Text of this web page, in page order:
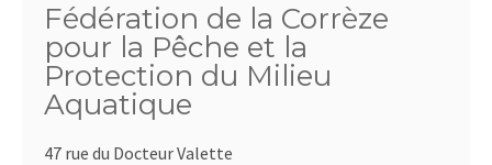
Fédération de la Corrèze
pour la Pêche et la
Protection du Milieu
Aquatique
47 rue du Docteur Valette